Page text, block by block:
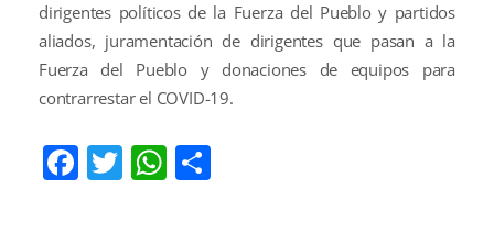
dirigentes políticos de la Fuerza del Pueblo y partidos
aliados, juramentación de dirigentes que pasan a la
Fuerza del Pueblo y donaciones de equipos para
contrarrestar el COVID-19.
Facebook
TwitterWhatsApp